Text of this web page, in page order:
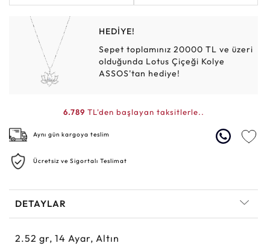
HEDİYE!
Sepet toplamınız 20000 TL ve üzeri
olduğunda Lotus Çiçeği Kolye
ASSOS'tan hediye!
6.789 TL'den başlayan taksitlerle..
Aynı gün kargoya teslim
Ücretsiz ve Sigortalı Teslimat
DETAYLAR
2.52 gr, 14 Ayar, Altın